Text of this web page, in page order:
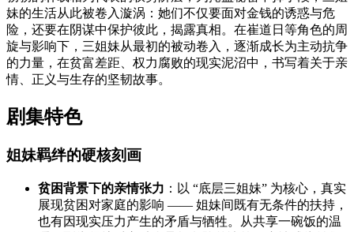
妹的生活从此被卷入漩涡：她们不仅要面对金钱的诱惑与危
险，还要在阴谋中保护彼此，揭露真相。在崔道日等角色的周
旋与影响下，三姐妹从最初的被动卷入，逐渐成长为主动抗争
的力量，在贫富差距、权力腐败的现实泥沼中，书写着关于亲
情、正义与生存的坚韧故事。
剧集特色
姐妹羁绊的硬核刻画
贫困背景下的亲情张力 ：以 “底层三姐妹” 为核心，真实
展现贫困对家庭的影响 —— 姐妹间既有无条件的扶持，
也有因现实压力产生的矛盾与牺牲。从共享一碗饭的温